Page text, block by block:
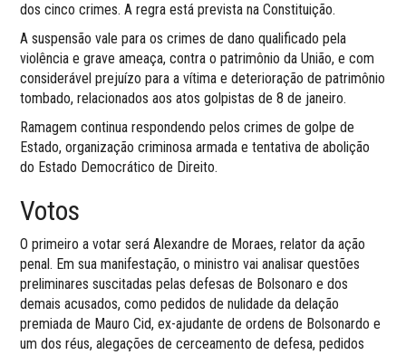
dos cinco crimes. A regra está prevista na Constituição.
A suspensão vale para os crimes de dano qualificado pela
violência e grave ameaça, contra o patrimônio da União, e com
considerável prejuízo para a vítima e deterioração de patrimônio
tombado, relacionados aos atos golpistas de 8 de janeiro.
Ramagem continua respondendo pelos crimes de golpe de
Estado, organização criminosa armada e tentativa de abolição
do Estado Democrático de Direito.
Votos
O primeiro a votar será Alexandre de Moraes, relator da ação
penal. Em sua manifestação, o ministro vai analisar questões
preliminares suscitadas pelas defesas de Bolsonaro e dos
demais acusados, como pedidos de nulidade da delação
premiada de Mauro Cid, ex-ajudante de ordens de Bolsonardo e
um dos réus, alegações de cerceamento de defesa, pedidos